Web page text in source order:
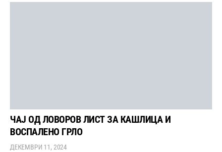
ЧАЈ ОД ЛОВОРОВ ЛИСТ ЗА КАШЛИЦА И
ВОСПАЛЕНО ГРЛО
ДЕКЕМВРИ 11, 2024